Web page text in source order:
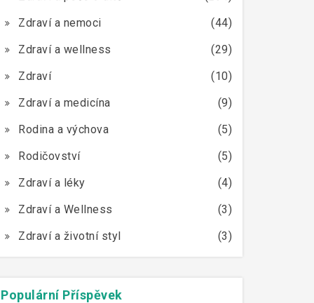
Zdraví a nemoci
(44)
Zdraví a wellness
(29)
Zdraví
(10)
Zdraví a medicína
(9)
Rodina a výchova
(5)
Rodičovství
(5)
Zdraví a léky
(4)
Zdraví a Wellness
(3)
Zdraví a životní styl
(3)
Populární Příspěvek